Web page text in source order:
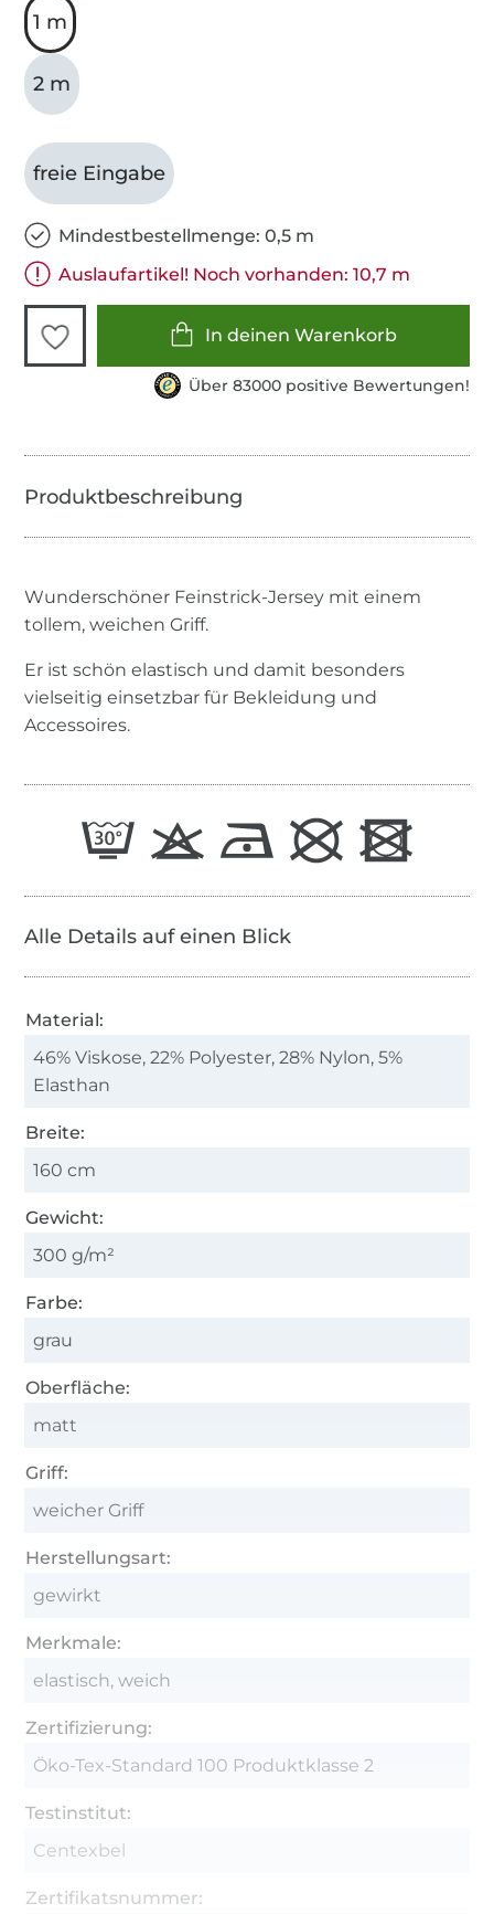
1 m
2 m
freie Eingabe
Mindestbestellmenge: 0,5 m
Auslaufartikel! Noch vorhanden: 10,7 m
In deinen Warenkorb
Über 83000 positive Bewertungen!
Wunderschöner Feinstrick-Jersey mit einem
tollem, weichen Griff.
Er ist schön elastisch und damit besonders
vielseitig einsetzbar für Bekleidung und
Accessoires.
Alle Details auf einen Blick
Material:
46% Viskose, 22% Polyester, 28% Nylon, 5%
Elasthan
Breite:
160 cm
Gewicht:
300 g/m²
Farbe:
grau
Oberfläche:
matt
Griff:
weicher Griff
Herstellungsart:
gewirkt
Merkmale:
elastisch, weich
Zertifizierung:
Öko-Tex-Standard 100 Produktklasse 2
Testinstitut:
Centexbel
Zertifikatsnummer: